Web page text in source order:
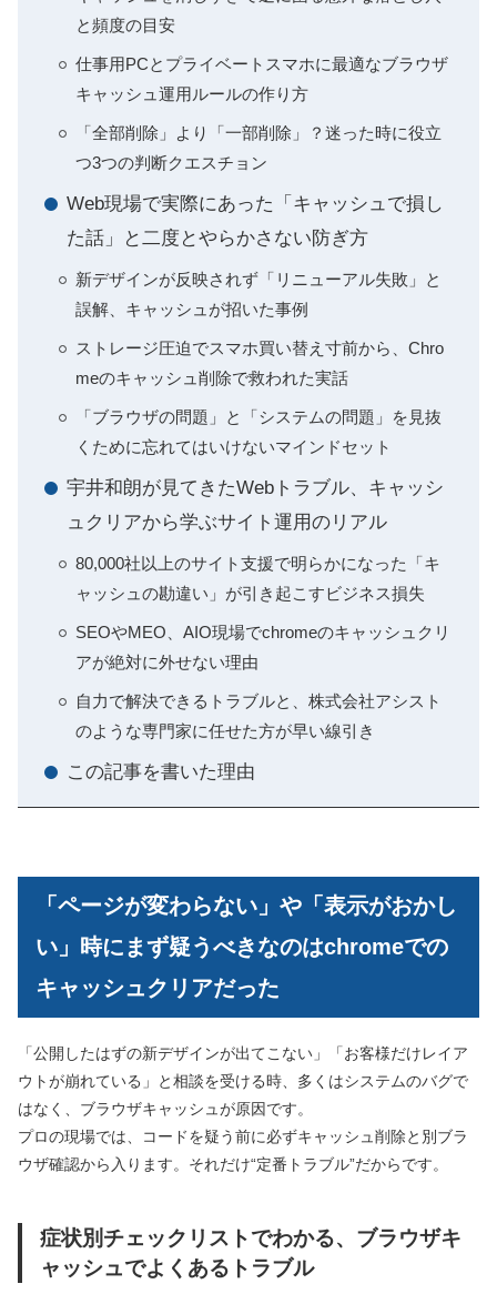
と頻度の目安
仕事用PCとプライベートスマホに最適なブラウザ
キャッシュ運用ルールの作り方
「全部削除」より「一部削除」？迷った時に役立
つ3つの判断クエスチョン
Web現場で実際にあった「キャッシュで損し
た話」と二度とやらかさない防ぎ方
新デザインが反映されず「リニューアル失敗」と
誤解、キャッシュが招いた事例
ストレージ圧迫でスマホ買い替え寸前から、Chro
meのキャッシュ削除で救われた実話
「ブラウザの問題」と「システムの問題」を見抜
くために忘れてはいけないマインドセット
宇井和朗が見てきたWebトラブル、キャッシ
ュクリアから学ぶサイト運用のリアル
80,000社以上のサイト支援で明らかになった「キ
ャッシュの勘違い」が引き起こすビジネス損失
SEOやMEO、AIO現場でchromeのキャッシュクリ
アが絶対に外せない理由
自力で解決できるトラブルと、株式会社アシスト
のような専門家に任せた方が早い線引き
この記事を書いた理由
「ページが変わらない」や「表示がおかし
い」時にまず疑うべきなのはchromeでの
キャッシュクリアだった
「公開したはずの新デザインが出てこない」「お客様だけレイア
ウトが崩れている」と相談を受ける時、多くはシステムのバグで
はなく、ブラウザキャッシュが原因です。
プロの現場では、コードを疑う前に必ずキャッシュ削除と別ブラ
ウザ確認から入ります。それだけ“定番トラブル”だからです。
症状別チェックリストでわかる、ブラウザキ
ャッシュでよくあるトラブル